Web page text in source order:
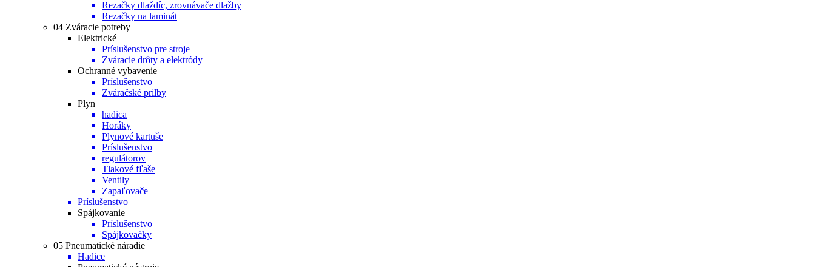
Rezačky dlaždíc, zrovnávače dlažby
Rezačky na laminát
04 Zváracie potreby
Elektrické
Príslušenstvo pre stroje
Zváracie drôty a elektródy
Ochranné vybavenie
Príslušenstvo
Zváračské prilby
Plyn
hadica
Horáky
Plynové kartuše
Príslušenstvo
regulátorov
Tlakové fľaše
Ventily
Zapaľovače
Príslušenstvo
Spájkovanie
Príslušenstvo
Spájkovačky
05 Pneumatické náradie
Hadice